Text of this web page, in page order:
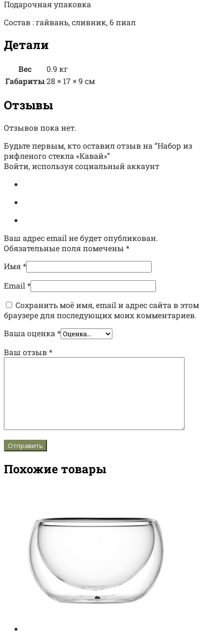
Подарочная упаковка
Состав : гайвань, сливник, 6 пиал
Детали
Вес
0.9 кг
Габариты28 × 17 × 9 см
Отзывы
Отзывов пока нет.
Будьте первым, кто оставил отзыв на “Набор из
рифленого стекла «Кавай»”
Войти, используя социальный аккаунт
Ваш адрес email не будет опубликован.
Обязательные поля помечены *
Имя*
Email *
Сохранить моё имя, email и адрес сайта в этом
браузере для последующих моих комментариев.
Ваша оценка *
Ваш отзыв*
Похожие товары